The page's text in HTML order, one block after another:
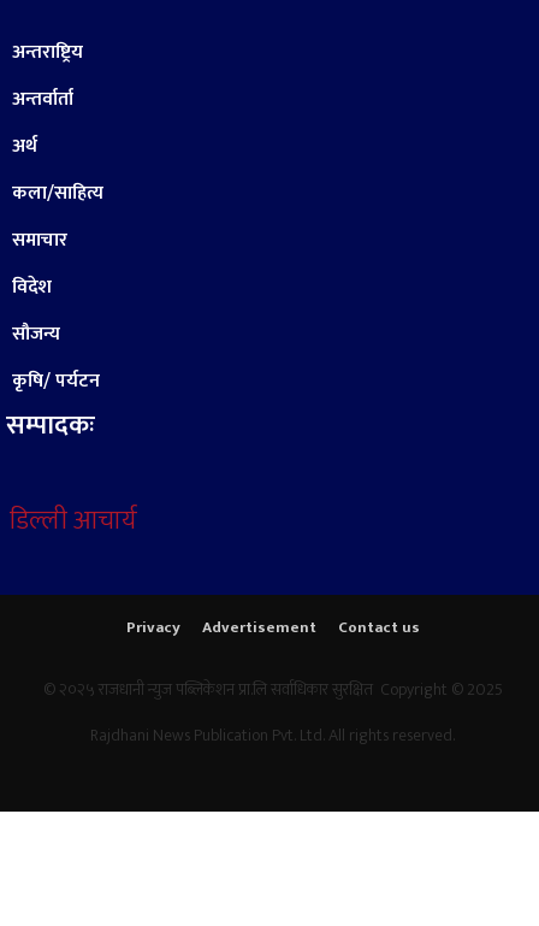
अन्तराष्ट्रिय
अन्तर्वार्ता
अर्थ
कला/साहित्य
समाचार
विदेश
सौजन्य
कृषि/ पर्यटन
सम्पादकः
डिल्ली आचार्य
Privacy Advertisement Contact us
© २०२५ राजधानी न्युज पब्लिकेशन प्रा.लि सर्वाधिकार सुरक्षित Copyright © 2025
Rajdhani News Publication Pvt. Ltd. All rights reserved.